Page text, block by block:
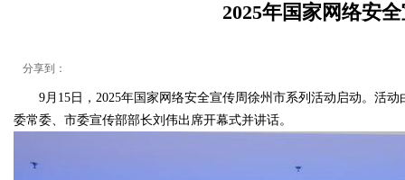
2025年国家网络安
分享到：
9月15日，2025年国家网络安全宣传周徐州市系列活动启动。活
委常委、市委宣传部部长刘伟出席开幕式并讲话。